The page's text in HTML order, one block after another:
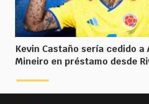
Kevin Castaño sería cedido
Mineiro en préstamo desde